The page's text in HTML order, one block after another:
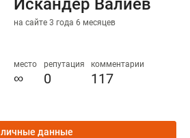
Искандер Валиев
на сайте 3 года 6 месяцев
место
∞
репутация
0
комментарии
117
личные данные